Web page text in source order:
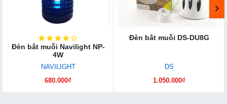
Đèn bắt muỗi Navilight NP-
4W
NAVILIGHT
680.000₫
Đèn bắt muỗi DS-DU8G
DS
1.050.000₫